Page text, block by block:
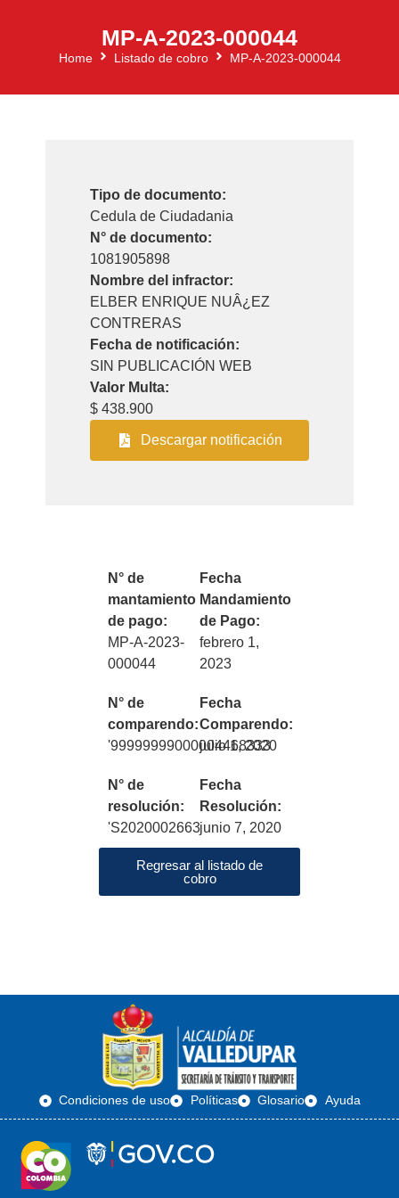
MP-A-2023-000044
Home Listado de cobro MP-A-2023-000044
Tipo de documento:
Cedula de Ciudadania
N° de documento:
1081905898
Nombre del infractor:
ELBER ENRIQUE NUÂ¿EZ
CONTRERAS
Fecha de notificación:
SIN PUBLICACIÓN WEB
Valor Multa:
$ 438.900
Descargar notificación
N° de
mantamiento
de pago:
MP-A-2023-
000044
Fecha
Mandamiento
de Pago:
febrero 1,
2023
N° de
comparendo:
'99999999000004468333
Fecha
Comparendo:
julio 1, 2020
N° de
resolución:
'S2020002663
Fecha
Resolución:
junio 7, 2020
Regresar al listado de
cobro
Condiciones de uso Políticas Glosario Ayuda